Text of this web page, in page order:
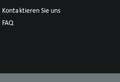
Kontaktieren Sie uns
FAQ